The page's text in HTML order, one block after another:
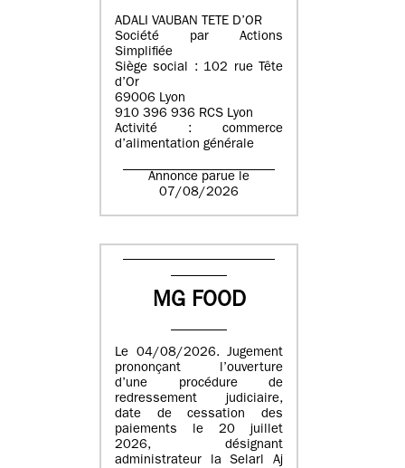
ADALI VAUBAN TETE D’OR
Société par Actions
Simplifiée
Siège social : 102 rue Tête
d’Or
69006 Lyon
910 396 936 RCS Lyon
Activité : commerce
d’alimentation générale
Annonce parue le
07/08/2026
MG FOOD
Le 04/08/2026. Jugement
prononçant l’ouverture
d’une procédure de
redressement judiciaire,
date de cessation des
paiements le 20 juillet
2026, désignant
administrateur la Selarl Aj